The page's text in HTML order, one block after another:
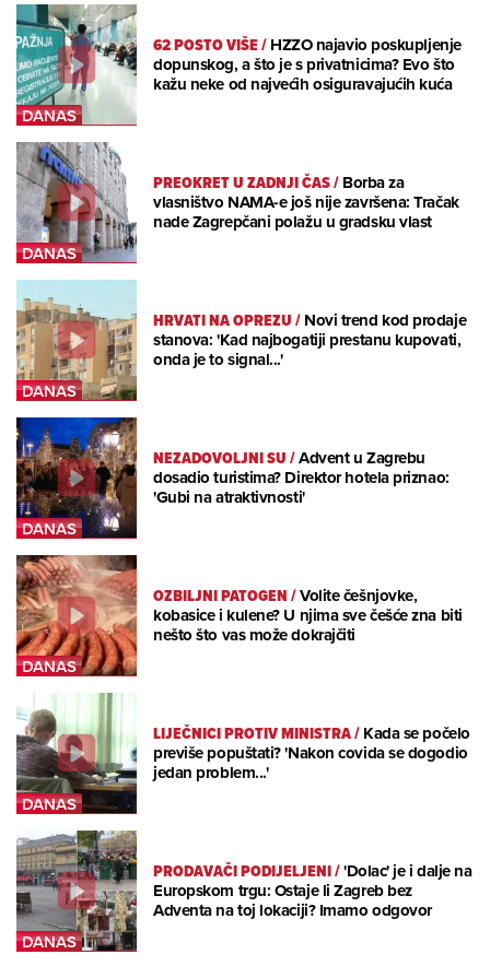
62 POSTO VIŠE/HZZO najavio poskupljenje
dopunskog, a što je s privatnicima? Evo što
kažu neke od najvećih osiguravajućih kuća
PREOKRET U ZADNJI ČAS/Borba za
vlasništvo NAMA-e još nije završena: Tračak
nade Zagrepčani polažu u gradsku vlast
HRVATI NA OPREZU/Novi trend kod prodaje
stanova: 'Kad najbogatiji prestanu kupovati,
onda je to signal...'
NEZADOVOLJNI SU/Advent u Zagrebu
dosadio turistima? Direktor hotela priznao:
'Gubi na atraktivnosti'
OZBILJNI PATOGEN/Volite češnjovke,
kobasice i kulene? U njima sve češće zna biti
nešto što vas može dokrajčiti
LIJEČNICI PROTIV MINISTRA/Kada se počelo
previše popuštati? 'Nakon covida se dogodio
jedan problem...'
PRODAVAČI PODIJELJENI/'Dolac' je i dalje na
Europskom trgu: Ostaje li Zagreb bez
Adventa na toj lokaciji? Imamo odgovor